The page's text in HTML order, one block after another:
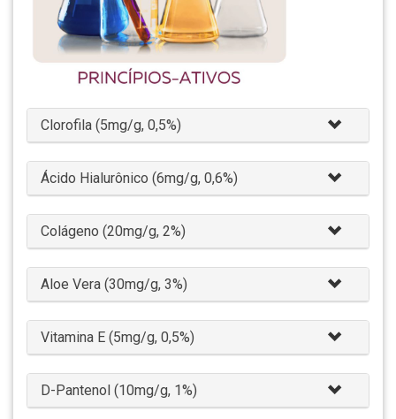
Clorofila (5mg/g, 0,5%)
Ácido Hialurônico (6mg/g, 0,6%)
Colágeno (20mg/g, 2%)
Aloe Vera (30mg/g, 3%)
Vitamina E (5mg/g, 0,5%)
D-Pantenol (10mg/g, 1%)